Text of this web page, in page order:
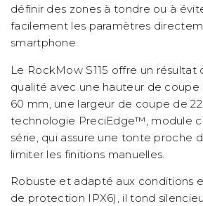
définir des zones à tondre ou à
facilement les paramètres
smartphone.
Le RockMow S115 offre un
qualité avec une hauteur de coupe
60 mm, une largeur de coupe de
technologie PreciEdge™, module
série, qui assure une tonte proche
limiter les finitions manuelles.
Robuste et adapté aux conditions
de protection IPX6), il tond